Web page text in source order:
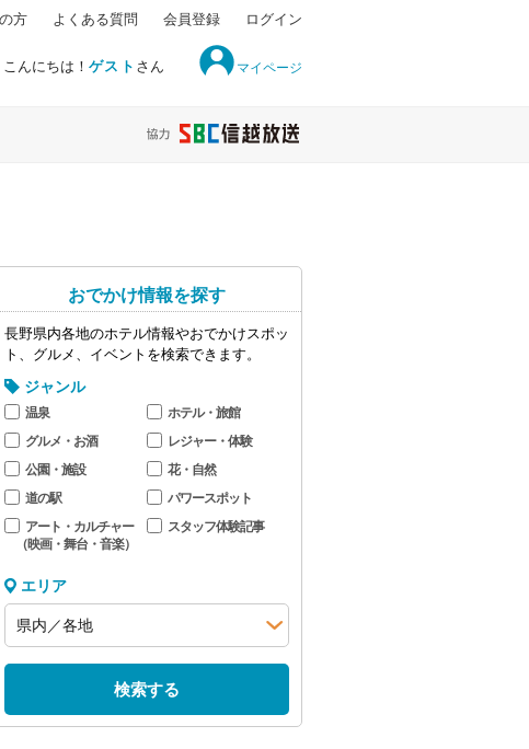
んにちは！ゲスト さん マイページ
方 よくある質問 会員登録 ログイン
おでかけ情報を探す
長野県内各地のホテル情報やおでかけスポッ
ト、グルメ、イベントを検索できます。
ジャンル
温泉
ホテル・旅館
グルメ・お酒
レジャー・体験
公園・施設
花・自然
道の駅
パワースポット
アート・カルチャー
（映画・舞台・音楽）
スタッフ体験記事
エリア